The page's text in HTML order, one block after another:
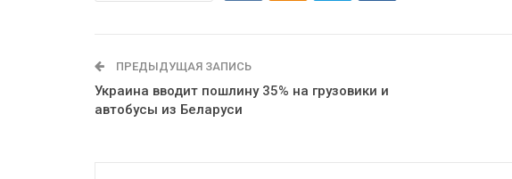
ПРЕДЫДУЩАЯ ЗАПИСЬ
Украина вводит пошлину 35% на грузовики и
автобусы из Беларуси